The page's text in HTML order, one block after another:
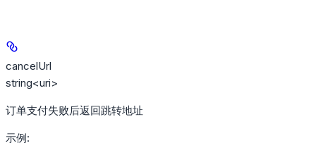
cancelUrl
string<uri>
订单支付失败后返回跳转地址
示例: